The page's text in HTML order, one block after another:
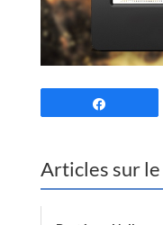
Articles sur